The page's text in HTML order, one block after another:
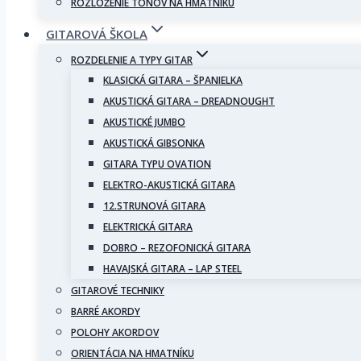
ROZLOŽENIE TÓNOV NA HMATNÍKU
GITAROVÁ ŠKOLA
ROZDELENIE A TYPY GITAR
KLASICKÁ GITARA – ŠPANIELKA
AKUSTICKÁ GITARA – DREADNOUGHT
AKUSTICKÉ JUMBO
AKUSTICKÁ GIBSONKA
GITARA TYPU OVATION
ELEKTRO-AKUSTICKÁ GITARA
12.STRUNOVÁ GITARA
ELEKTRICKÁ GITARA
DOBRO – REZOFONICKÁ GITARA
HAVAJSKÁ GITARA – LAP STEEL
GITAROVÉ TECHNIKY
BARRÉ AKORDY
POLOHY AKORDOV
ORIENTÁCIA NA HMATNÍKU